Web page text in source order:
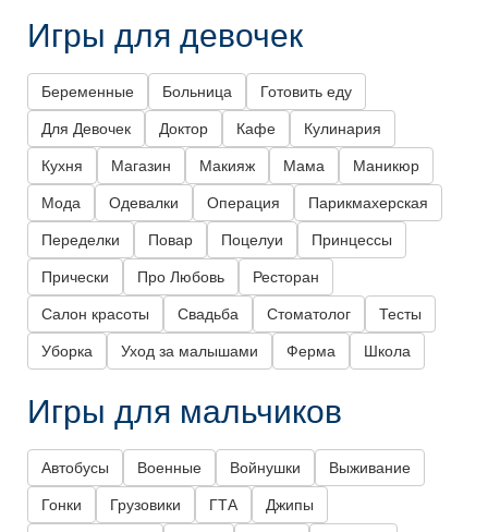
Игры для девочек
Беременные Больница Готовить еду
Для Девочек Доктор Кафе Кулинария
Кухня Магазин Макияж Мама Маникюр
Мода Одевалки Операция Парикмахерская
Переделки Повар Поцелуи Принцессы
Прически Про Любовь Ресторан
Салон красоты Свадьба Стоматолог Тесты
Уборка Уход за малышами Ферма Школа
Игры для мальчиков
Автобусы Военные Войнушки Выживание
Гонки Грузовики ГТА Джипы